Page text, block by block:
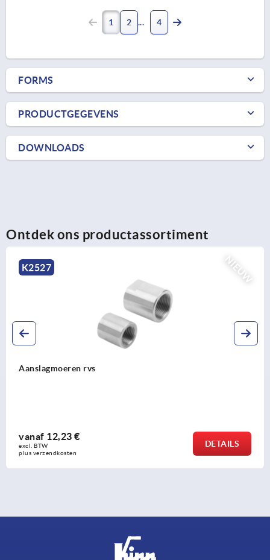
1 2 4
FORMS
PRODUCTGEGEVENS
DOWNLOADS
Ontdek ons productassortiment
DETAILS